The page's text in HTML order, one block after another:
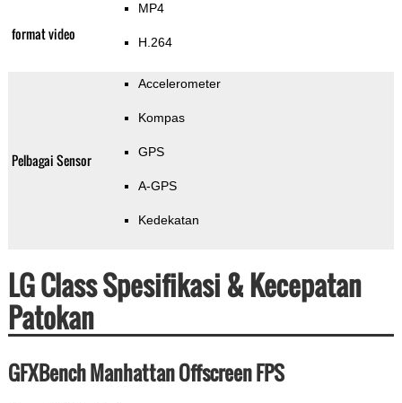
format video
MP4
H.264
Pelbagai Sensor
Accelerometer
Kompas
GPS
A-GPS
Kedekatan
LG Class Spesifikasi & Kecepatan
Patokan
GFXBench Manhattan Offscreen FPS